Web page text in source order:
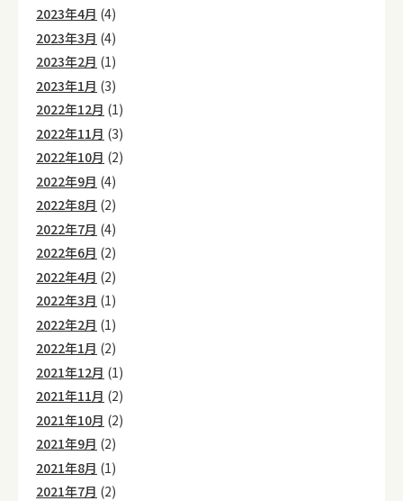
2023年4月 (4)
2023年3月 (4)
2023年2月 (1)
2023年1月 (3)
2022年12月 (1)
2022年11月 (3)
2022年10月 (2)
2022年9月 (4)
2022年8月 (2)
2022年7月 (4)
2022年6月 (2)
2022年4月 (2)
2022年3月 (1)
2022年2月 (1)
2022年1月 (2)
2021年12月 (1)
2021年11月 (2)
2021年10月 (2)
2021年9月 (2)
2021年8月 (1)
2021年7月 (2)